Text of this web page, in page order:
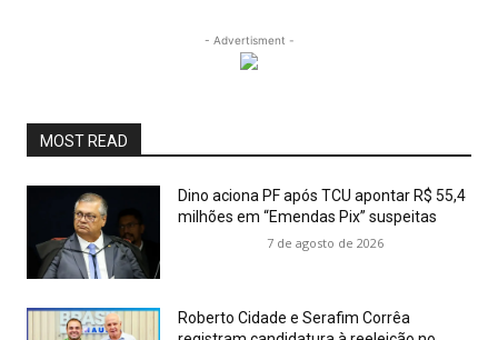
- Advertisment -
MOST READ
Dino aciona PF após TCU apontar R$ 55,4
milhões em “Emendas Pix” suspeitas
7 de agosto de 2026
Roberto Cidade e Serafim Corrêa